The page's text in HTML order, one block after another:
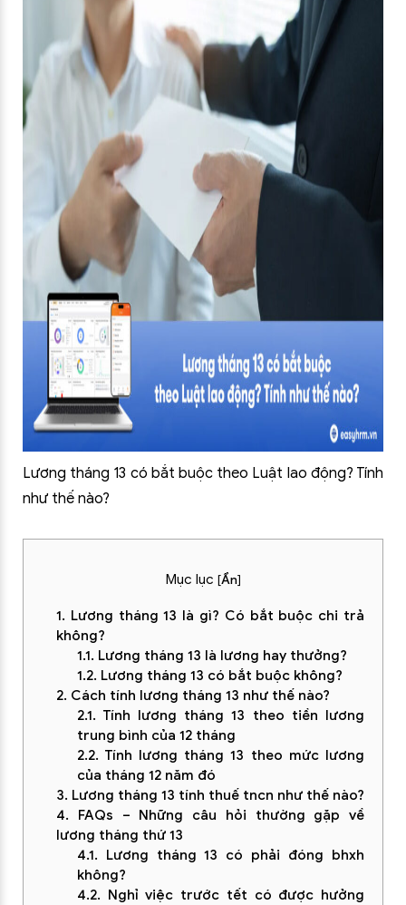
Lương tháng 13 có bắt buộc theo Luật lao động? Tính
như thế nào?
Mục lục [Ẩn]
1. Lương tháng 13 là gì? Có bắt buộc chi trả
không?
1.1. Lương tháng 13 là lương hay thưởng?
1.2. Lương tháng 13 có bắt buộc không?
2. Cách tính lương tháng 13 như thế nào?
2.1. Tính lương tháng 13 theo tiền lương
trung bình của 12 tháng
2.2. Tính lương tháng 13 theo mức lương
của tháng 12 năm đó
3. Lương tháng 13 tính thuế tncn như thế nào?
4. FAQs – Những câu hỏi thường gặp về
lương tháng thứ 13
4.1. Lương tháng 13 có phải đóng bhxh
không?
4.2. Nghỉ việc trước tết có được hưởng